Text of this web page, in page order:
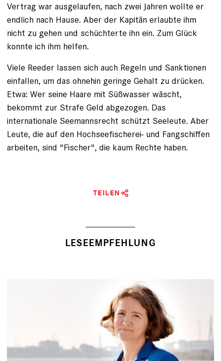
Vertrag war ausgelaufen, nach zwei Jahren wollte er
endlich nach Hause. Aber der Kapitän erlaubte ihm
nicht zu gehen und schüchterte ihn ein. Zum Glück
konnte ich ihm helfen.
Viele Reeder lassen sich auch Regeln und Sanktionen
einfallen, um das ohnehin geringe Gehalt zu drücken.
Etwa: Wer seine Haare mit Süßwasser wäscht,
bekommt zur Strafe Geld abgezogen. Das
internationale Seemannsrecht schützt Seeleute. Aber
Leute, die auf den Hochseefischerei- und Fangschiffen
arbeiten, sind "Fischer", die kaum Rechte haben.
TEILEN
LESEEMPFEHLUNG